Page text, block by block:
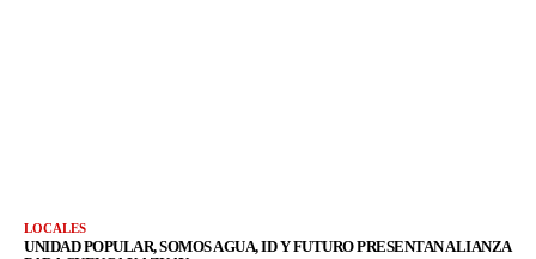
LOCALES
UNIDAD POPULAR, SOMOS AGUA, ID Y FUTURO PRESENTAN ALIANZA